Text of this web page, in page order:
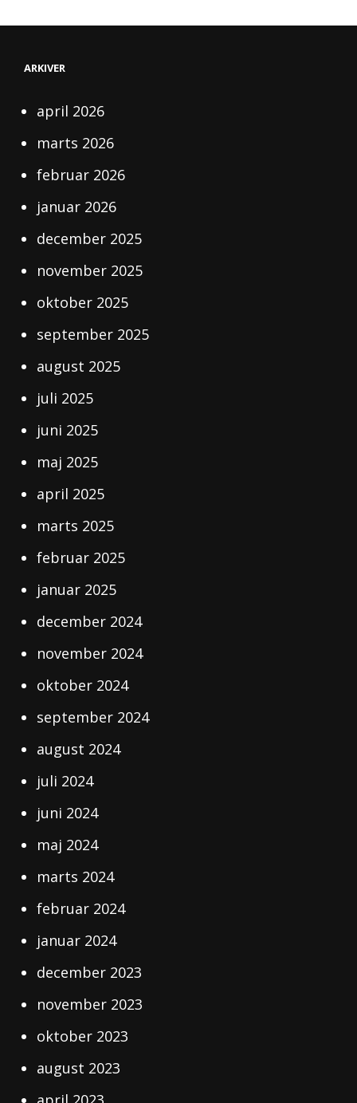
ARKIVER
april 2026
marts 2026
februar 2026
januar 2026
december 2025
november 2025
oktober 2025
september 2025
august 2025
juli 2025
juni 2025
maj 2025
april 2025
marts 2025
februar 2025
januar 2025
december 2024
november 2024
oktober 2024
september 2024
august 2024
juli 2024
juni 2024
maj 2024
marts 2024
februar 2024
januar 2024
december 2023
november 2023
oktober 2023
august 2023